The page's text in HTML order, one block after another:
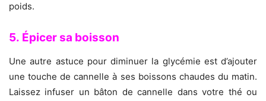
poids.
5. Épicer sa boisson
Une autre astuce pour diminuer la glycémie est d’ajouter
une touche de cannelle à ses boissons chaudes du matin.
Laissez infuser un bâton de cannelle dans votre thé ou